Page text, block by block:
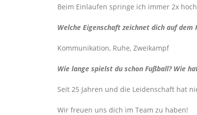
Beim Einlaufen springe ich immer 2x
Welche Eigenschaft zeichnet dich auf dem
Kommunikation, Ruhe, Zweikampf
Wie lange spielst du schon Fußball? Wie
Seit 25 Jahren und die Leidenschaft hat
Wir freuen uns dich im Team zu haben!